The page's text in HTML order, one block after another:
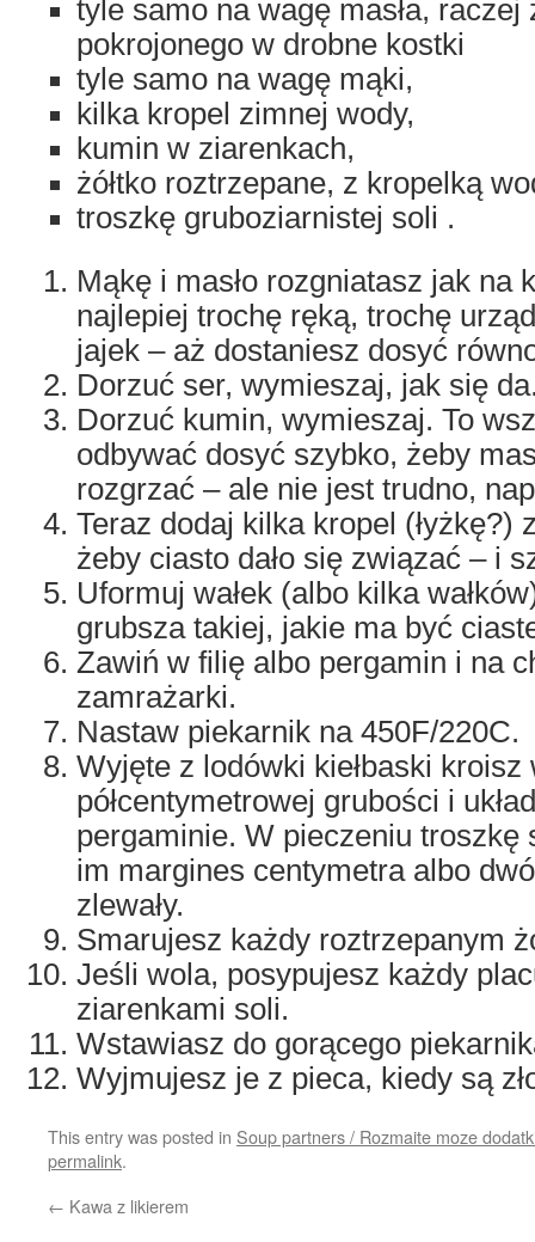
tyle samo na wagę masła, raczej
pokrojonego w drobne kostki
tyle samo na wagę mąki,
kilka kropel zimnej wody,
kumin w ziarenkach,
żółtko roztrzepane, z kropelką
troszkę gruboziarnistej soli .
Mąkę i masło rozgniatasz jak na
najlepiej trochę ręką, trochę
jajek – aż dostaniesz dosyć
Dorzuć ser, wymieszaj, jak się
Dorzuć kumin, wymieszaj. To
odbywać dosyć szybko, żeby
rozgrzać – ale nie jest trudno,
Teraz dodaj kilka kropel (łyżkę?)
żeby ciasto dało się związać – i
Uformuj wałek (albo kilka
grubsza takiej, jakie ma być
Zawiń w filię albo pergamin i na
zamrażarki.
Nastaw piekarnik na 450F/220C.
Wyjęte z lodówki kiełbaski kroisz
półcentymetrowej grubości i
pergaminie. W pieczeniu troszkę
im margines centymetra albo
zlewały.
Smarujesz każdy roztrzepanym
Jeśli wola, posypujesz każdy
ziarenkami soli.
Wstawiasz do gorącego
Wyjmujesz je z pieca, kiedy są
This entry was posted in Soup partners / Rozmaite moze
permalink.
← Kawa z likierem